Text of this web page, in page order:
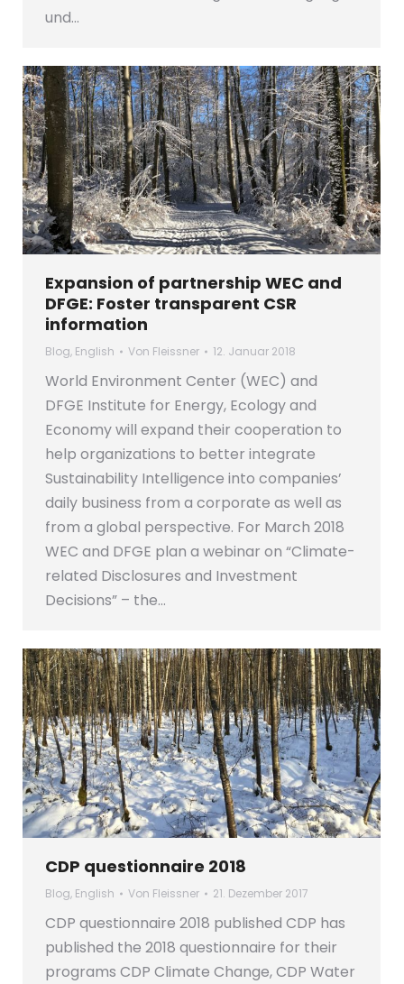
und…
Expansion of partnership WEC and
DFGE: Foster transparent CSR
information
Blog, English Von Fleissner 12. Januar 2018
World Environment Center (WEC) and
DFGE Institute for Energy, Ecology and
Economy will expand their cooperation to
help organizations to better integrate
Sustainability Intelligence into companies’
daily business from a corporate as well as
from a global perspective. For March 2018
WEC and DFGE plan a webinar on “Climate-
related Disclosures and Investment
Decisions” – the…
CDP questionnaire 2018
Blog, English Von Fleissner 21. Dezember 2017
CDP questionnaire 2018 published CDP has
published the 2018 questionnaire for their
programs CDP Climate Change, CDP Water